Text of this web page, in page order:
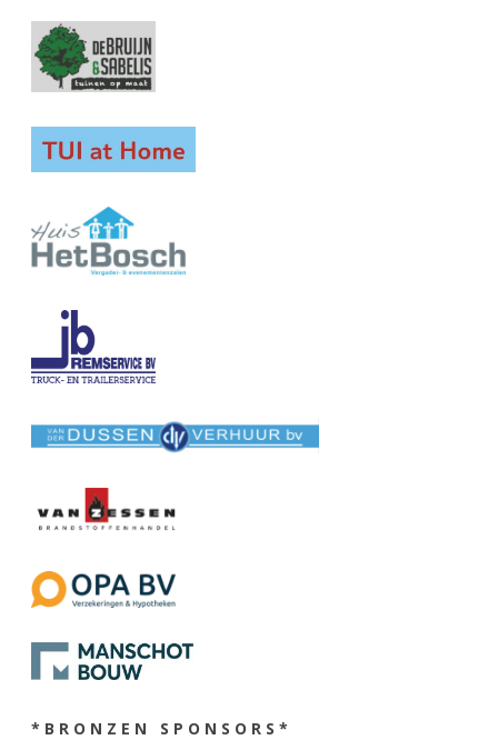
* B R O N Z E N S P O N S O R S *